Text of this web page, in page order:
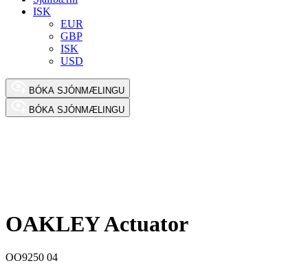
ISK
EUR
GBP
ISK
USD
BÓKA SJÓNMÆLINGU
BÓKA SJÓNMÆLINGU
OAKLEY Actuator
OO9250 04